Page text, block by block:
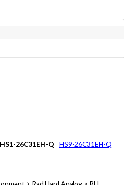
HS1-26C31EH-Q HS9-26C31EH-Q
> Rad Hard Analog > RH